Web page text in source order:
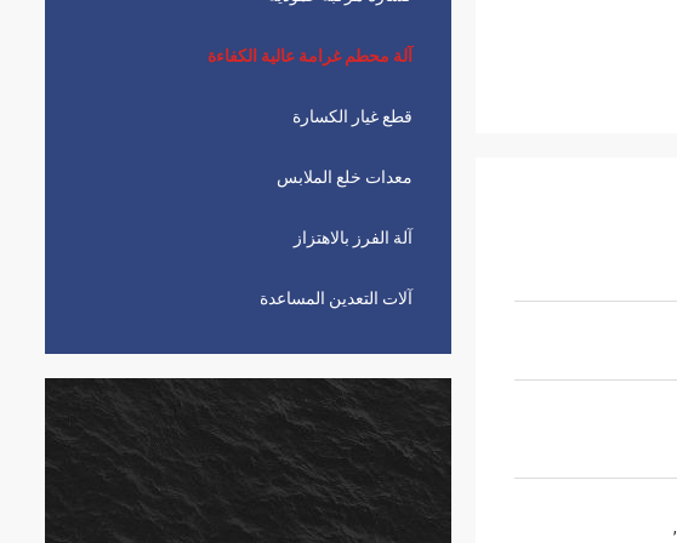
آلة محطم غرامة عالية الكفاءة
قطع غيار الكسارة
معدات خلع الملابس
آلة الفرز بالاهتزاز
آلات التعدين المساعدة
,